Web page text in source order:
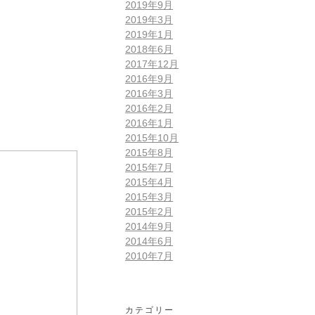
2019年9月
2019年3月
2019年1月
2018年6月
2017年12月
2016年9月
2016年3月
2016年2月
2016年1月
2015年10月
2015年8月
2015年7月
2015年4月
2015年3月
2015年2月
2014年9月
2014年6月
2010年7月
カテゴリー